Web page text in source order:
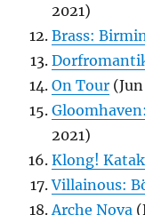
2021)
Brass:
On Tour
2021)
Klong!
Villainous:
Arche Nova